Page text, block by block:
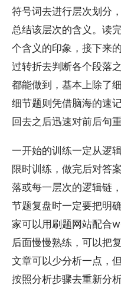
符号词去进行层次划分
总结该层次的含义。读
个含义的印象，接下来
过转折去判断各个段落
都能做到，基本上除了
细节题则凭借脑海的速
回去之后迅速对前后句
一开始的训练一定从逻
限时训练，做完后对答
落或每一层次的逻辑链
节题复盘时一定要把明
家可以用刷题网站配合
后面慢慢熟练，可以把
文章可以少分析一点，
按照分析步骤去重新分